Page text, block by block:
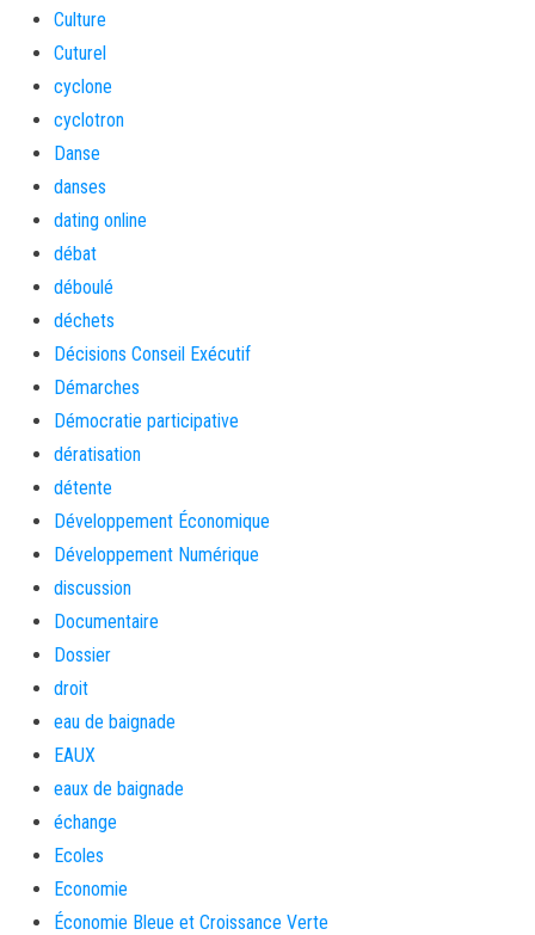
Culture
Cuturel
cyclone
cyclotron
Danse
danses
dating online
débat
déboulé
déchets
Décisions Conseil Exécutif
Démarches
Démocratie participative
dératisation
détente
Développement Économique
Développement Numérique
discussion
Documentaire
Dossier
droit
eau de baignade
EAUX
eaux de baignade
échange
Ecoles
Economie
Économie Bleue et Croissance Verte